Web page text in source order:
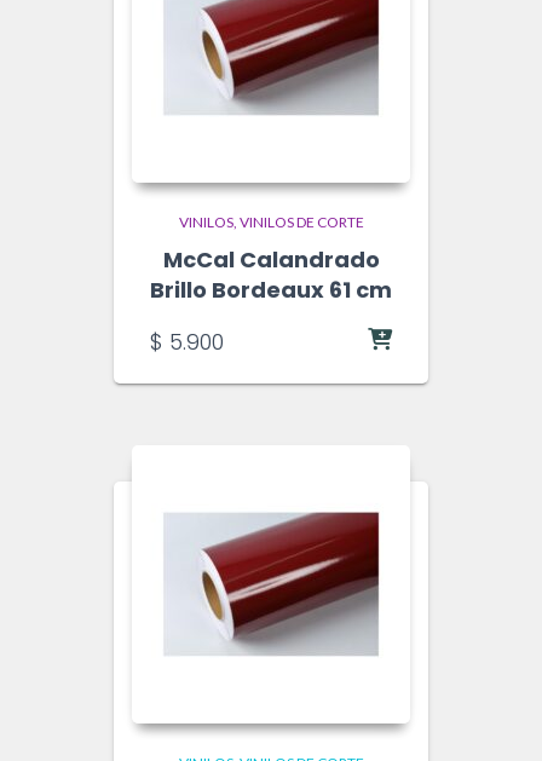
VINILOS VINILOS DE CORTE
McCal Calandrado
Brillo Bordeaux 61 cm
$ 5.900